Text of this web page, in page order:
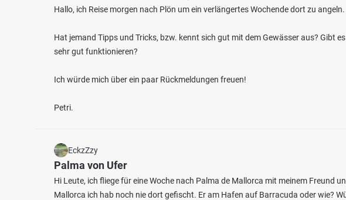
278
Neuer Meldorfer Hafen
Fischarten: Hering, Aal, Brachse
Hafen bei 25704 Bargenstedt
Fluss bei 25774 Groven
Hallo, ich Reise morgen nach Plön um ein verlängertes Wochende dort zu
Hat jemand Tipps und Tricks, bzw. kennt sich gut mit dem Gewässer aus? Gibt
sehr gut funktionieren?
Ich würde mich über ein paar Rückmeldungen freuen!
Petri.
EckzZzy
Palma von Ufer
Hi Leute, ich fliege für eine Woche nach Palma de Mallorca mit meinem Freund
Mallorca ich hab noch nie dort gefischt. Er am Hafen auf Barracuda oder wie?